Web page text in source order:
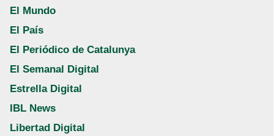
El Mundo
El País
El Periódico de Catalunya
El Semanal Digital
Estrella Digital
IBL News
Libertad Digital